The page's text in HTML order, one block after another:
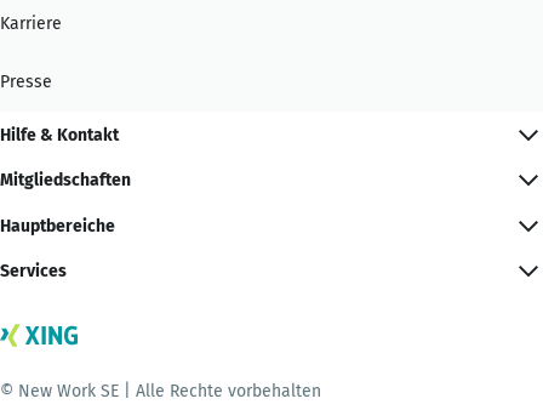
Karriere
Presse
Hilfe & Kontakt
Mitgliedschaften
Hauptbereiche
Services
© New Work SE | Alle Rechte vorbehalten